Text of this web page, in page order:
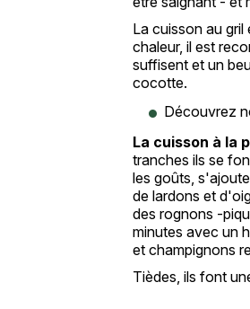
La cuisson au
chaleur, il est
suffisent et un
cocotte.
Découvrez
La cuisson à la
tranches ils se
les goûts,
de lardons et
des rognons -
minutes avec un
et champignons
Tièdes, ils font